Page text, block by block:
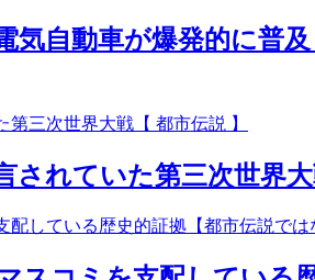
気自動車が爆発的に
れていた第三次世界大